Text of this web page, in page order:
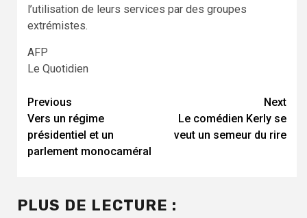
l’utilisation de leurs services par des groupes
extrémistes.
AFP
Le Quotidien
Continue
Reading
Previous
Vers un régime
présidentiel et un
parlement monocaméral
Next
Le comédien Kerly se
veut un semeur du rire
PLUS DE LECTURE :